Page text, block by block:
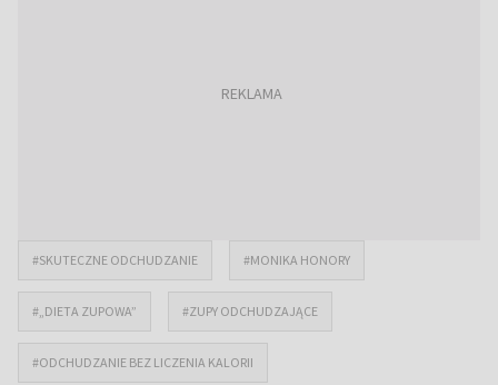
#SKUTECZNE ODCHUDZANIE #MONIKA HONORY
#„DIETA ZUPOWA” #ZUPY ODCHUDZAJĄCE
#ODCHUDZANIE BEZ LICZENIA KALORII